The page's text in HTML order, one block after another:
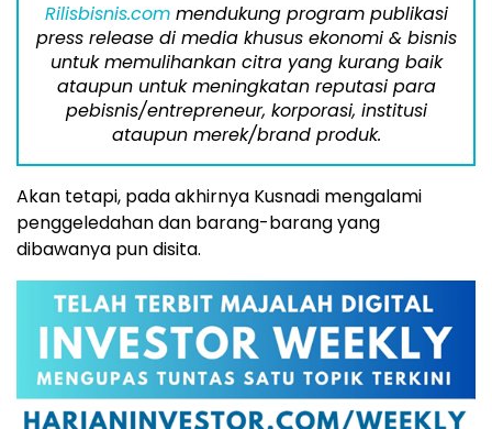
Rilisbisnis.commendukung program publikasi
press release di media khusus ekonomi & bisnis
untuk memulihankan citra yang kurang baik
ataupun untuk meningkatan reputasi para
pebisnis/entrepreneur, korporasi, institusi
ataupun merek/brand produk.
Akan tetapi, pada akhirnya Kusnadi mengalami
penggeledahan dan barang-barang yang
dibawanya pun disita.